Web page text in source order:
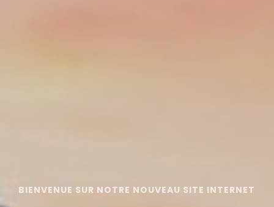
BIENVENUE SUR NOTRE NOUVEAU SITE INTERNET